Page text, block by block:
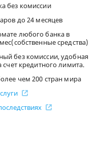
без комиссии
до 24 месяцев
любого банка в
средства)
без комиссии, удобная
счет кредитного лимита.
чем 200 стран мира